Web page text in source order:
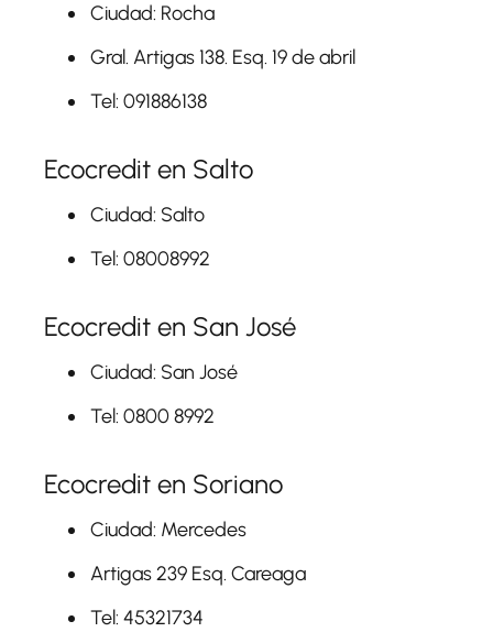
Ciudad: Rocha
Gral. Artigas 138. Esq. 19 de abril
Tel: 091886138
Ecocredit en Salto
Ciudad: Salto
Tel: 08008992
Ecocredit en San José
Ciudad: San José
Tel: 0800 8992
Ecocredit en Soriano
Ciudad: Mercedes
Artigas 239 Esq. Careaga
Tel: 45321734